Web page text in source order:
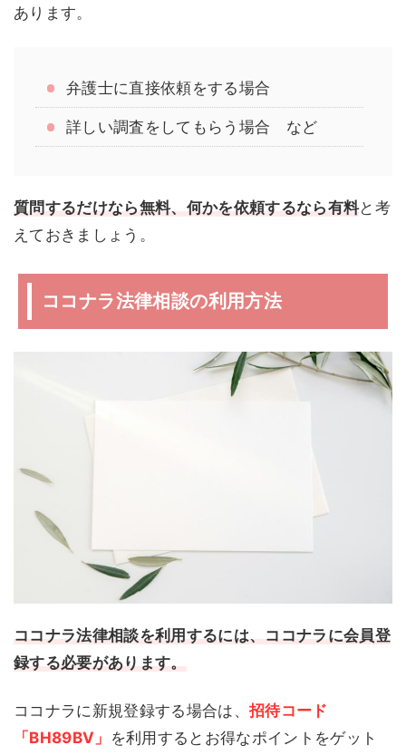
あります。
弁護士に直接依頼をする場合
詳しい調査をしてもらう場合 など
質問するだけなら無料、何かを依頼するなら有料と考
えておきましょう。
ココナラ法律相談の利用方法
ココナラ法律相談を利用するには、ココナラに会員登
録する必要があります。
ココナラに新規登録する場合は、招待コード
「 BH89BV 」 を利用するとお得なポイントをゲット